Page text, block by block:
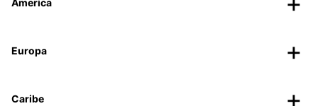
America
Europa
Caribe